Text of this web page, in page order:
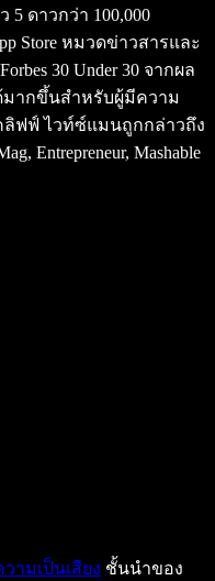
5 ดาวกว่า 100,000
Store หมวดข่าวสารและ
30 Under 30 จากผล
มากขึ้นสำหรับผู้มีความ
ลิฟฟ์ ไวท์ซ์แมนถูกกล่าวถึง
Entrepreneur, Mashable
ามเป็นเสียง ชั้นนำของ